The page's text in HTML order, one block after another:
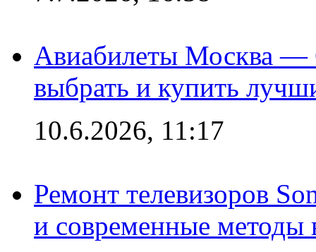
Авиабилеты Москва —
выбрать и купить
10.6.2026, 11:17
Ремонт телевизоров
и современные методы